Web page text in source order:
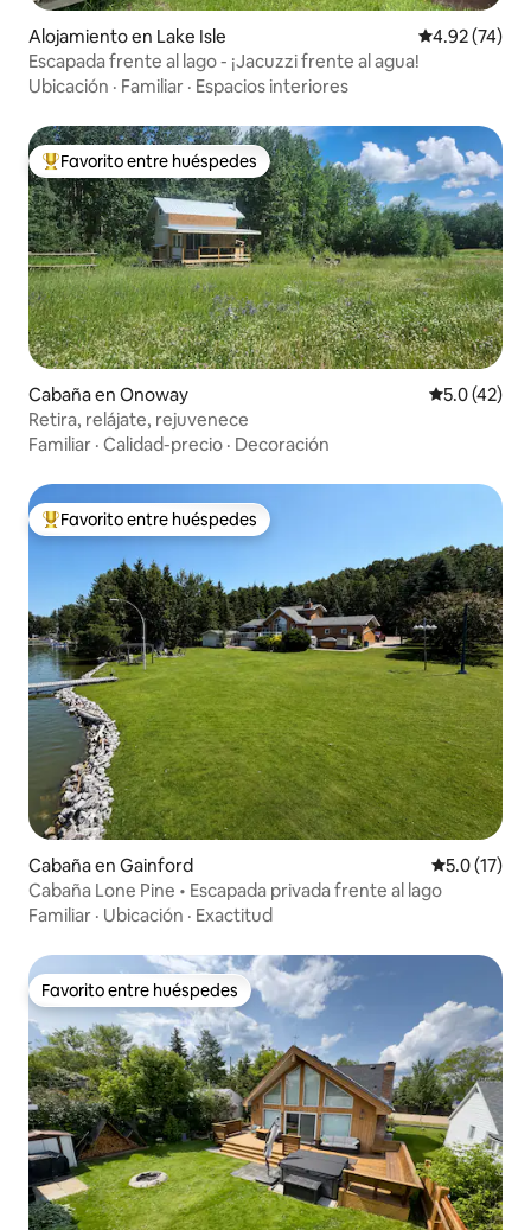
Alojamiento en Lake Isle Calificación
4.92 (74)
Escapada frente al lago - ¡Jacuzzi frente al agua!
Ubicación · Familiar · Espacios interiores
Favorito entre huéspedes preferido
Favorito entre huéspedes
Cabaña en Onoway Calificación
5.0 (42)
Retira, relájate, rejuvenece
Familiar · Calidad-precio · Decoración
Favorito entre huéspedes preferido
Favorito entre huéspedes
Cabaña en Gainford Calificación
5.0 (17)
Cabaña Lone Pine • Escapada privada frente al lago
Familiar · Ubicación · Exactitud
Favorito entre huéspedes
Favorito entre huéspedes